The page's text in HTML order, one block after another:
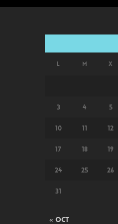
L M X
3 4 5
10 11 12
17 18 19
24 25 26
31
« Oct